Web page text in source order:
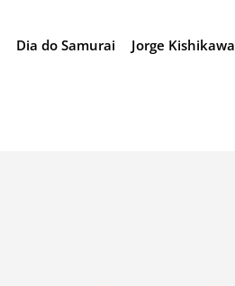
Dia do Samurai Jorge Kishikawa